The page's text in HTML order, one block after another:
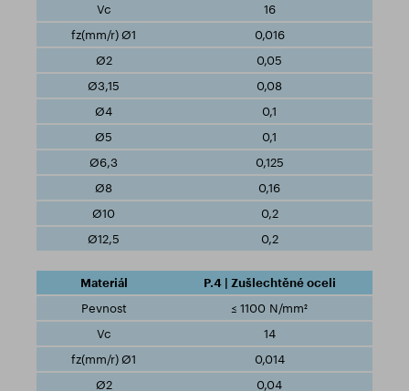
16
0,016
0,05
0,08
0,1
0,1
0,125
0,16
0,2
0,2
P.4 | Zušlechtěné oceli
≤ 1100 N/mm²
14
0,014
0,04